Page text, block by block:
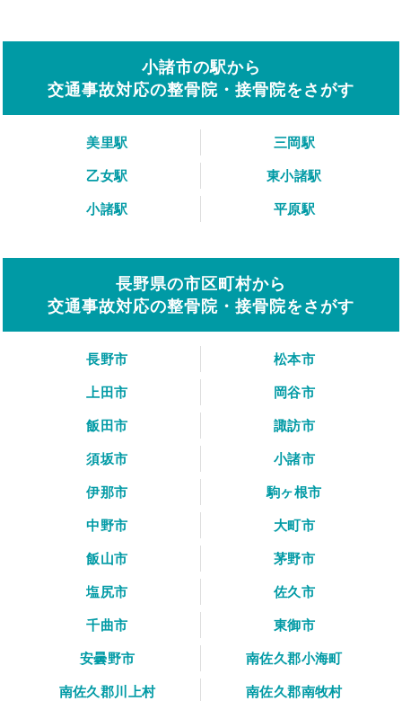
小諸市の駅から
交通事故対応の整骨院・接骨院をさがす
美里駅
三岡駅
乙女駅
東小諸駅
小諸駅
平原駅
長野県の市区町村から
交通事故対応の整骨院・接骨院をさがす
長野市
松本市
上田市
岡谷市
飯田市
諏訪市
須坂市
小諸市
伊那市
駒ヶ根市
中野市
大町市
飯山市
茅野市
塩尻市
佐久市
千曲市
東御市
安曇野市
南佐久郡小海町
南佐久郡川上村
南佐久郡南牧村